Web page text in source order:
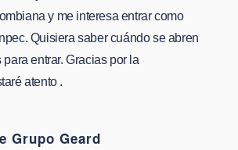
y me interesa entrar como
Quisiera saber cuándo se abren
entrar. Gracias por la
atento .
Grupo Geard